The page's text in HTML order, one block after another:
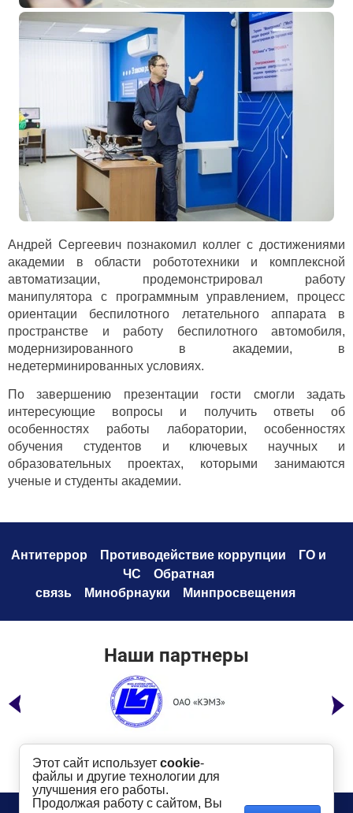
Андрей Сергеевич познакомил коллег с достижениями
академии в области робототехники и комплексной
автоматизации, продемонстрировал работу
манипулятора с программным управлением, процесс
ориентации беспилотного летательного аппарата в
пространстве и работу беспилотного автомобиля,
модернизированного в академии, в
недетерминированных условиях.
По завершению презентации гости смогли задать
интересующие вопросы и получить ответы об
особенностях работы лаборатории, особенностях
обучения студентов и ключевых научных и
образовательных проектах, которыми занимаются
ученые и студенты академии.
Антитеррор Противодействие коррупции
ГО и
ЧС
Обратная
связь
Минобрнауки Минпросвещения
Наши партнеры
Телефон:8 (49232) 6-96-00
Сайт создан в:
Этот сайт использует cookie-
файлы и другие технологии для
улучшения его работы.
Продолжая работу с сайтом, Вы